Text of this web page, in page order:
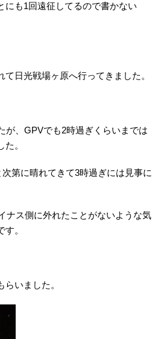
にも1回遠征してるので書かない
日光戦場ヶ原へ行ってきました。
が、GPVでも2時過ぎくらいまでは
。
第に晴れてきて3時過ぎには見事に
ナス側に外れたことがないような気
。
いました。